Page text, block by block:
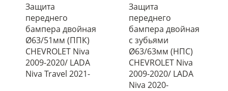
Защита
переднего
бампера двойная
Ø63/51мм (ППК)
CHEVROLET Niva
2009-2020/ LADA
Niva Travel 2021-
Защита
переднего
бампера двойная
с зубьями
Ø63/63мм (НПС)
CHEVROLET Niva
2009-2020/ LADA
Niva 2020-